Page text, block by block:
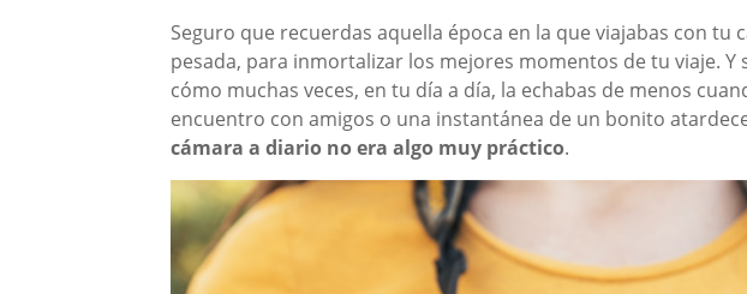
Seguro que recuerdas aquella época en la que viajabas con tu
pesada, para inmortalizar los mejores momentos de tu viaje.
cómo muchas veces, en tu día a día, la echabas de menos
encuentro con amigos o una instantánea de un bonito
cámara a diario no era algo muy práctico.